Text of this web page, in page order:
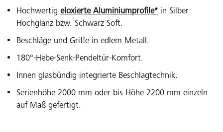
Hochwertig eloxierte Aluminiumprofile* in Silber
Hochglanz bzw. Schwarz Soft.
Beschläge und Griffe in edlem Metall.
180°-Hebe-Senk-Pendeltür-Komfort.
Innen glasbündig integrierte Beschlagtechnik.
Serienhöhe 2000 mm oder bis Höhe 2200 mm einzeln
auf Maß gefertigt.